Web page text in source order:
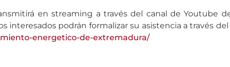
en streaming a través del canal de Youtube
interesados podrán formalizar su asistencia a través
energetico-de-extremadura/